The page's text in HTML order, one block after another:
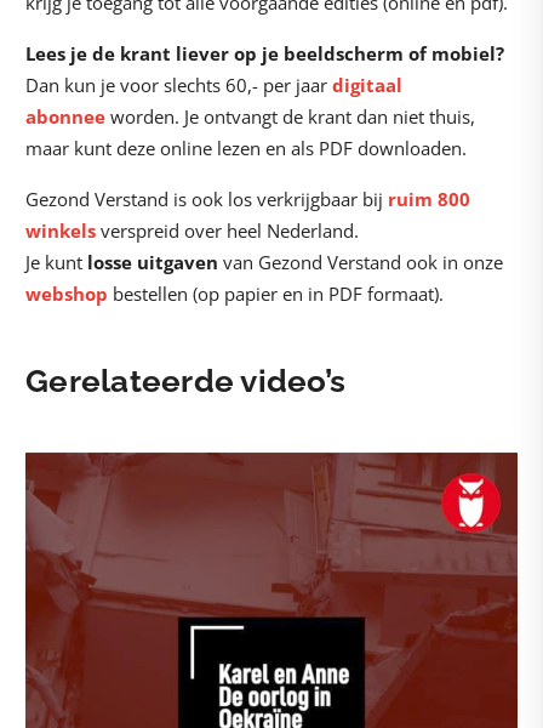
Lees je de krant liever op je beeldscherm of mobiel?
Dan kun je voor slechts 60,- per jaar digitaal
abonnee worden. Je ontvangt de krant dan niet thuis,
maar kunt deze online lezen en als PDF downloaden.
Gezond Verstand is ook los verkrijgbaar bij ruim 800
winkels verspreid over heel Nederland.
Je kunt losse uitgaven van Gezond Verstand ook in onze
webshop bestellen (op papier en in PDF formaat).
Gerelateerde video’s